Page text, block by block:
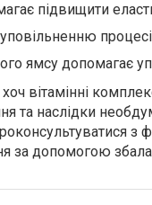
підвищити
ямсу допомагає
вітамінні
та наслідки
з
за допомогою